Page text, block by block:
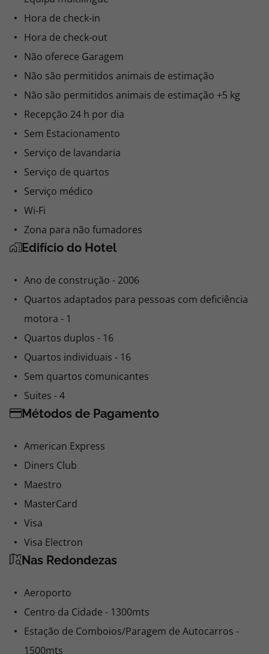
Hora de check-in
Hora de check-out
Não oferece Garagem
Não são permitidos animais de estimação
Não são permitidos animais de estimação +5 kg
Recepção 24 h por dia
Sem Estacionamento
Serviço de lavandaria
Serviço de quartos
Serviço médico
Wi-Fi
Zona para não fumadores
Edifício do Hotel
Ano de construção - 2006
Quartos adaptados para pessoas com deficiência
motora - 1
Quartos duplos - 16
Quartos individuais - 16
Sem quartos comunicantes
Suites - 4
Métodos de Pagamento
American Express
Diners Club
Maestro
MasterCard
Visa
Visa Electron
Nas Redondezas
Aeroporto
Centro da Cidade - 1300mts
Estação de Comboios/Paragem de Autocarros -
1500mts